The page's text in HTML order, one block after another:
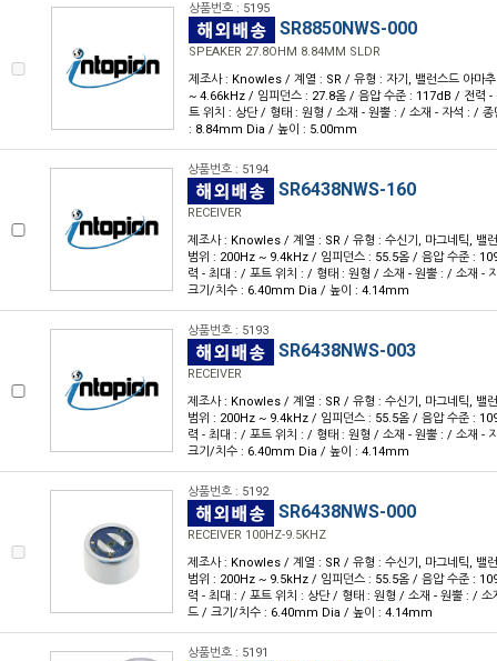
상품번호 : 5195
SR8850NWS-000
SPEAKER 27.8OHM 8.84MM SLDR
제조사 : Knowles / 계열 : SR / 유형 : 자기, 밸런스드 아마
~ 4.66kHz / 임피던스 : 27.8옴 / 음압 수준 : 117dB / 전력 -
트 위치 : 상단 / 형태 : 원형 / 소재 - 원뿔 : / 소재 - 자석 : /
: 8.84mm Dia / 높이 : 5.00mm
상품번호 : 5194
SR6438NWS-160
RECEIVER
제조사 : Knowles / 계열 : SR / 유형 : 수신기, 마그네틱, 밸
범위 : 200Hz ~ 9.4kHz / 임피던스 : 55.5옴 / 음압 수준 :
력 - 최대 : / 포트 위치 : / 형태 : 원형 / 소재 - 원뿔 : / 소재 -
크기/치수 : 6.40mm Dia / 높이 : 4.14mm
상품번호 : 5193
SR6438NWS-003
RECEIVER
제조사 : Knowles / 계열 : SR / 유형 : 수신기, 마그네틱, 밸
범위 : 200Hz ~ 9.4kHz / 임피던스 : 55.5옴 / 음압 수준 :
력 - 최대 : / 포트 위치 : / 형태 : 원형 / 소재 - 원뿔 : / 소재 -
크기/치수 : 6.40mm Dia / 높이 : 4.14mm
상품번호 : 5192
SR6438NWS-000
RECEIVER 100HZ-9.5KHZ
제조사 : Knowles / 계열 : SR / 유형 : 수신기, 마그네틱, 밸
범위 : 200Hz ~ 9.5kHz / 임피던스 : 55.5옴 / 음압 수준 :
력 - 최대 : / 포트 위치 : 상단 / 형태 : 원형 / 소재 - 원뿔 : / 소
드 / 크기/치수 : 6.40mm Dia / 높이 : 4.14mm
상품번호 : 5191